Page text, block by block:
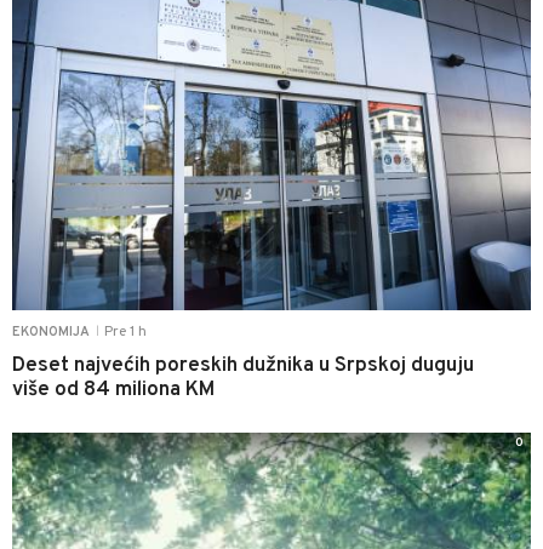
EKONOMIJA Pre 1 h
Deset najvećih poreskih dužnika u Srpskoj duguju
više od 84 miliona KM
0